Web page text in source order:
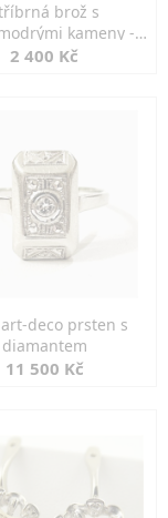
brož s
kameny -
elegance
2 400 Kč
deco prsten s
diamantem
11 500 Kč